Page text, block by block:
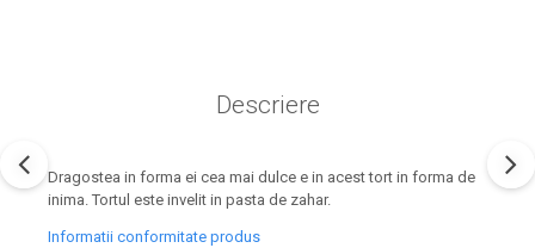
Descriere
Dragostea in forma ei cea mai dulce e in acest tort in forma de
inima. Tortul este invelit in pasta de zahar.
Informatii conformitate produs